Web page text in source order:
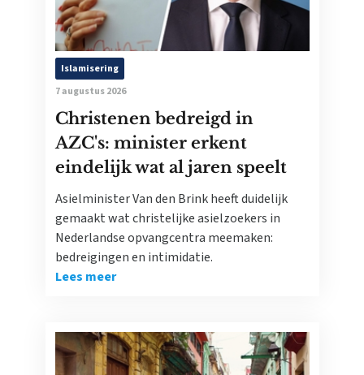
Islamisering
7 augustus 2026
Christenen bedreigd in
AZC's: minister erkent
eindelijk wat al jaren speelt
Asielminister Van den Brink heeft duidelijk
gemaakt wat christelijke asielzoekers in
Nederlandse opvangcentra meemaken:
bedreigingen en intimidatie.
Lees meer